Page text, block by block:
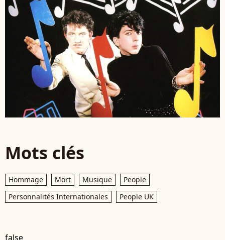
Mots clés
Hommage Mort Musique
People
Personnalités Internationales
People UK
false